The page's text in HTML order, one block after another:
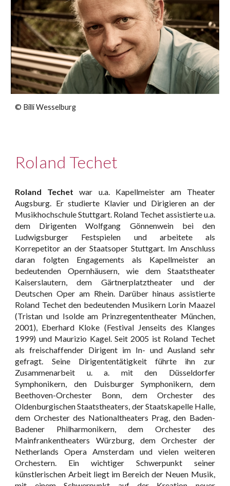
© Billi Wesselburg
Roland Techet
Roland Techet war u.a. Kapellmeister am Theater
Augsburg. Er studierte Klavier und Dirigieren an der
Musikhochschule Stuttgart. Roland Techet assistierte u.a.
dem Dirigenten Wolfgang Gönnenwein bei den
Ludwigsburger Festspielen und arbeitete als
Korrepetitor an der Staatsoper Stuttgart. Im Anschluss
daran folgten Engagements als Kapellmeister an
bedeutenden Opernhäusern, wie dem Staatstheater
Kaiserslautern, dem Gärtnerplatztheater und der
Deutschen Oper am Rhein. Darüber hinaus assistierte
Roland Techet den bedeutenden Musikern Lorin Maazel
(Tristan und Isolde am Prinzregententheater München,
2001), Eberhard Kloke (Festival Jenseits des Klanges
1999) und Maurizio Kagel. Seit 2005 ist Roland Techet
als freischaffender Dirigent im In- und Ausland sehr
gefragt. Seine Dirigententätigkeit führte ihn zur
Zusammenarbeit u. a. mit den Düsseldorfer
Symphonikern, den Duisburger Symphonikern, dem
Beethoven-Orchester Bonn, dem Orchester des
Oldenburgischen Staatstheaters, der Staatskapelle Halle,
dem Orchester des Nationaltheaters Prag, den Baden-
Badener Philharmonikern, dem Orchester des
Mainfrankentheaters Würzburg, dem Orchester der
Netherlands Opera Amsterdam und vielen weiteren
Orchestern. Ein wichtiger Schwerpunkt seiner
künstlerischen Arbeit liegt im Bereich der Neuen Musik,